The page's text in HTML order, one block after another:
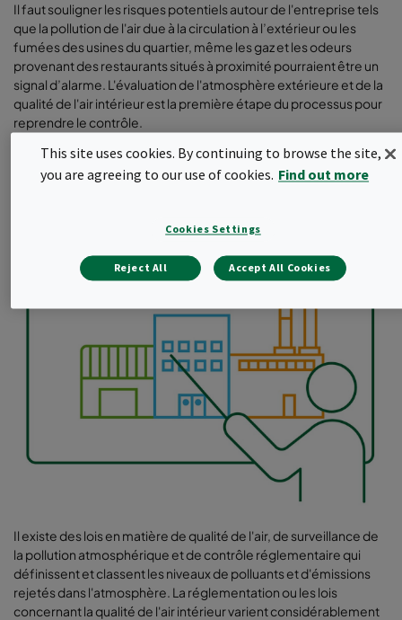
Il faut souligner les risques potentiels autour de l'entreprise tels
que la pollution de l'air due à la circulation à l’extérieur ou les
fumées des usines du quartier, même les gaz et les odeurs
provenant des restaurants situés à proximité pourraient être un
signal d’alarme. L'évaluation de l'atmosphère extérieure et de la
qualité de l'air intérieur est la première étape du processus pour
reprendre le contrôle.
Il existe des lois en matière de qualité de l'air, de surveillance de
la pollution atmosphérique et de contrôle réglementaire qui
définissent et classent les niveaux de polluants et d'émissions
rejetés dans l'atmosphère. La réglementation ou les lois
concernant la qualité de l'air intérieur varient considérablement
This site uses cookies. By continuing to browse the site,
you are agreeing to our use of cookies. Find out more
Cookies Settings
Reject All Accept All Cookies